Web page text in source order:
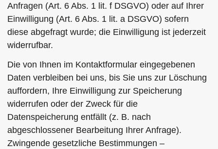
Anfragen (Art. 6 Abs. 1 lit. f DSGVO) oder auf Ihrer
Einwilligung (Art. 6 Abs. 1 lit. a DSGVO) sofern
diese abgefragt wurde; die Einwilligung ist jederzeit
widerrufbar.
Die von Ihnen im Kontaktformular eingegebenen
Daten verbleiben bei uns, bis Sie uns zur Löschung
auffordern, Ihre Einwilligung zur Speicherung
widerrufen oder der Zweck für die
Datenspeicherung entfällt (z. B. nach
abgeschlossener Bearbeitung Ihrer Anfrage).
Zwingende gesetzliche Bestimmungen –